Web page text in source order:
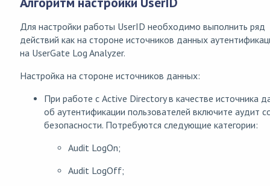
Для настройки работы UserID необходимо выполнить ряд
действий как на стороне источников данных
на UserGate Log Analyzer.
Настройка на стороне источников данных:
При работе с Active Directory в качестве источника
об аутентификации пользователей включите аудит
безопасности. Потребуются следующие категории:
Audit LogOn;
Audit LogOff;